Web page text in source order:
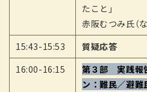
たこと」
赤阪むつみ氏（
15:43-15:53
質疑応答
16:00-16:15
第３部 実践報
ン：難民／避難